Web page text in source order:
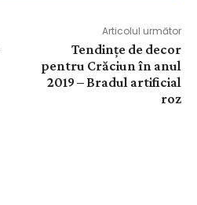
Articolul următor
Tendințe de decor
pentru Crăciun în anul
2019 – Bradul artificial
roz